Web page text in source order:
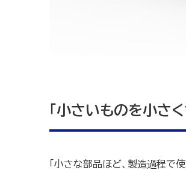
「小さいものを小さ
「小さな部品ほど、製造過程で